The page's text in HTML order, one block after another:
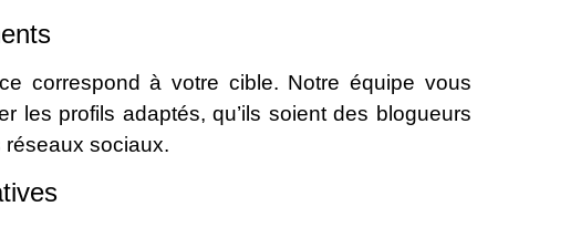
correspond à votre cible. Notre équipe vous
les profils adaptés, qu’ils soient des blogueurs
sociaux.